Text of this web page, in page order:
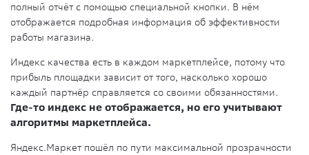
полный отчёт с помощью специальной кнопки. В нём
отображается подробная информация об эффективности
работы магазина.
Индекс качества есть в каждом маркетплейсе, потому что
прибыль площадки зависит от того, насколько хорошо
каждый партнёр справляется со своими обязанностями.
Где-то индекс не отображается, но его учитывают
алгоритмы маркетплейса.
Яндекс.Маркет пошёл по пути максимальной прозрачности